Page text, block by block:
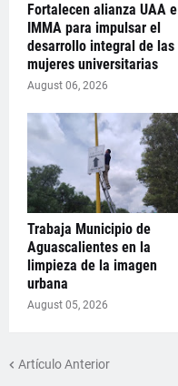
Fortalecen alianza UAA e
IMMA para impulsar el
desarrollo integral de las
mujeres universitarias
August 06, 2026
Trabaja Municipio de
Aguascalientes en la
limpieza de la imagen
urbana
August 05, 2026
Artículo Anterior